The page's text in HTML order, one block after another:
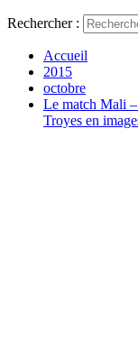
Rechercher :
Accueil
2015
octobre
Le match Mali
Troyes en